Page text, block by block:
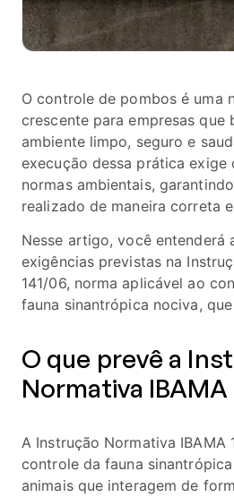
O controle de pombos é uma
crescente para empresas que
ambiente limpo, seguro e
execução dessa prática exige
normas ambientais,
realizado de maneira correta
Nesse artigo, você entenderá
exigências previstas na
141/06, norma aplicável ao
fauna sinantrópica nociva,
O que prevê a
Normativa IBAMA
A Instrução Normativa IBAMA
controle da fauna
animais que interagem de